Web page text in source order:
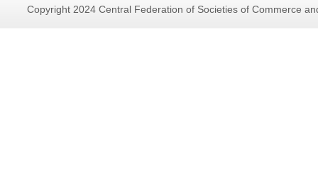
Copyright 2024 Central Federation of Societies of Commerce